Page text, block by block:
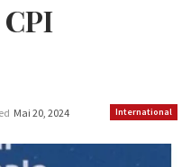
International
Mai 20, 2024